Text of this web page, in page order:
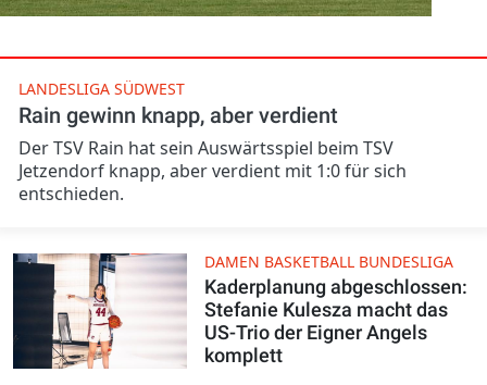
LANDESLIGA SÜDWEST
Rain gewinn knapp, aber verdient
Der TSV Rain hat sein Auswärtsspiel beim TSV
Jetzendorf knapp, aber verdient mit 1:0 für sich
entschieden.
DAMEN BASKETBALL BUNDESLIGA
Kaderplanung abgeschlossen:
Stefanie Kulesza macht das
US-Trio der Eigner Angels
komplett